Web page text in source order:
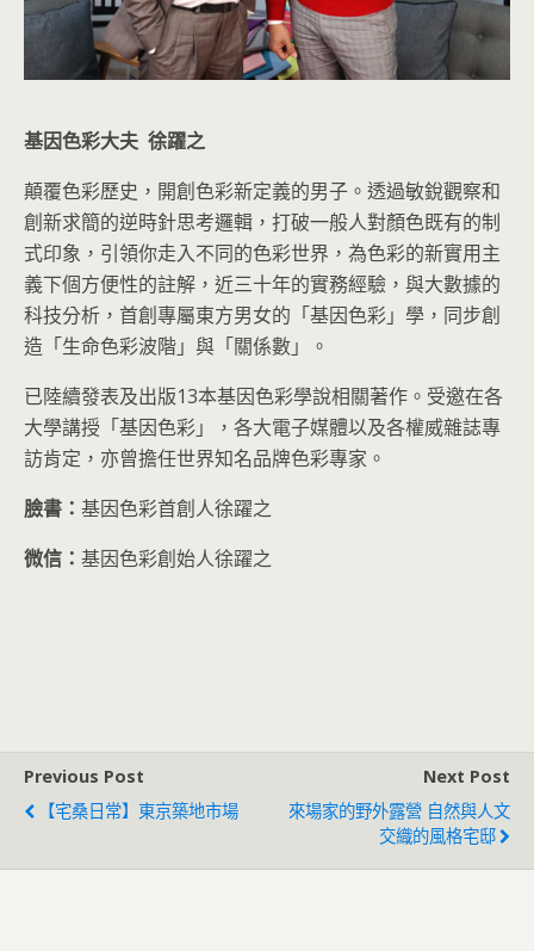
基因色彩大夫 徐躍之
顛覆色彩歷史，開創色彩新定義的男子。透過敏銳觀察和
創新求簡的逆時針思考邏輯，打破一般人對顏色既有的制
式印象，引領你走入不同的色彩世界，為色彩的新實用主
義下個方便性的註解，近三十年的實務經驗，與大數據的
科技分析，首創專屬東方男女的「基因色彩」學，同步創
造「生命色彩波階」與「關係數」。
已陸續發表及出版13本基因色彩學說相關著作。受邀在各
大學講授「基因色彩」，各大電子媒體以及各權威雜誌專
訪肯定，亦曾擔任世界知名品牌色彩專家。
臉書： 基因色彩首創人徐躍之
微信： 基因色彩創始人徐躍之
Previous Post
【宅桑日常】東京築地市場
Next Post
來場家的野外露營 自然與人文
交織的風格宅邸